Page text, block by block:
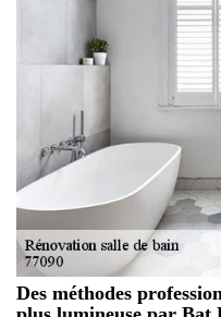
Des méthodes